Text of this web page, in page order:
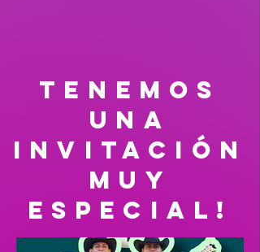
tenemos
una
invitación
muy
especial!